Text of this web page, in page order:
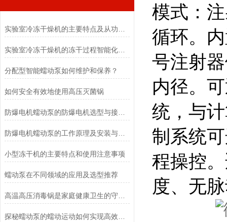
实验室冷冻干燥机的冻干过程智能化功能和基本操作流程
分配型智能蠕动泵如何维护和保养？
如何安全有效地使用高压灭菌锅
防爆电机蠕动泵的防爆电机选型与接线要求
防爆电机蠕动泵的工作原理及安装与配管
小型冻干机的主要特点和使用注意事项
蠕动泵在不同领域的应用及选型推荐
模式：
循环。
号注射
内径。
统，与
制系统
程操控
度、无